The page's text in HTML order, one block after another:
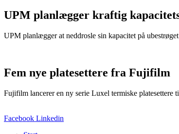
UPM planlægger kraftig
UPM planlægger at neddrosle sin kapacitet på
Fem nye platesettere fra Fujifilm
Fujifilm lancerer en ny serie Luxel termiske platesettere
Facebook Linkedin